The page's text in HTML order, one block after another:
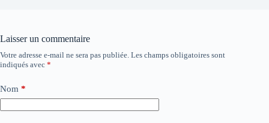
Laisser un commentaire
Votre adresse e-mail ne sera pas publiée. Les champs obligatoires sont
indiqués avec *
Nom *